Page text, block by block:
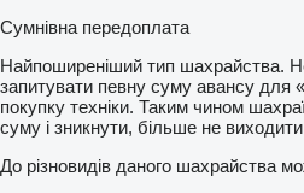
Сумнівна передоплата
Найпоширеніший тип шахрайства.
запитувати певну суму авансу для
покупку техніки. Таким чином
суму і зникнути, більше не
До різновидів даного шахрайства